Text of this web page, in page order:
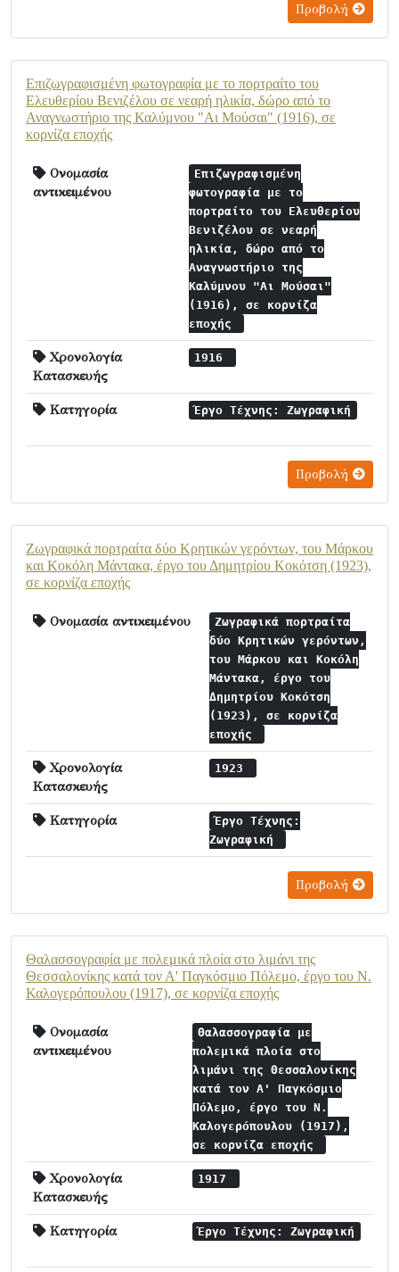
Προβολή
Επιζωγραφισμένη φωτογραφία με το πορτραίτο του
Ελευθερίου Βενιζέλου σε νεαρή ηλικία, δώρο από το
Αναγνωστήριο της Καλύμνου "Αι Μούσαι" (1916), σε
κορνίζα εποχής
Ονομασία
αντικειμένου
Επιζωγραφισμένη
φωτογραφία με το
πορτραίτο του Ελευθερίου
Βενιζέλου σε νεαρή
ηλικία, δώρο από το
Αναγνωστήριο της
Καλύμνου "Αι Μούσαι"
(1916), σε κορνίζα
εποχής
Χρονολογία
Κατασκευής
1916
Κατηγορία Έργο Τέχνης: Ζωγραφική
Προβολή
Ζωγραφικά πορτραίτα δύο Κρητικών γερόντων, του Μάρκου
και Κοκόλη Μάντακα, έργο του Δημητρίου Κοκότση (1923),
σε κορνίζα εποχής
Ονομασία αντικειμένου
Ζωγραφικά πορτραίτα
δύο Κρητικών γερόντων,
του Μάρκου και Κοκόλη
Μάντακα, έργο του
Δημητρίου Κοκότση
(1923), σε κορνίζα
εποχής
Χρονολογία
Κατασκευής
1923
Κατηγορία
Έργο Τέχνης:
Ζωγραφική
Προβολή
Θαλασσογραφία με πολεμικά πλοία στο λιμάνι της
Θεσσαλονίκης κατά τον Α' Παγκόσμιο Πόλεμο, έργο του Ν.
Καλογερόπουλου (1917), σε κορνίζα εποχής
Ονομασία
αντικειμένου
Θαλασσογραφία με
πολεμικά πλοία στο
λιμάνι της Θεσσαλονίκης
κατά τον Α' Παγκόσμιο
Πόλεμο, έργο του Ν.
Καλογερόπουλου (1917),
σε κορνίζα εποχής
Χρονολογία
Κατασκευής
1917
Κατηγορία Έργο Τέχνης: Ζωγραφική